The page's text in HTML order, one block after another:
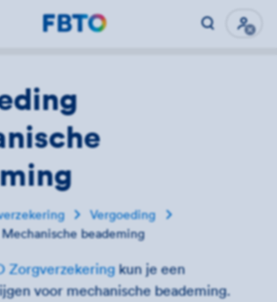
Vergoeding
Mechanische beademing
Zorgverzekeringkun je een
voor mechanische beademing.